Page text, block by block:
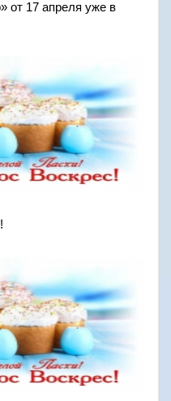
от 17 апреля уже в